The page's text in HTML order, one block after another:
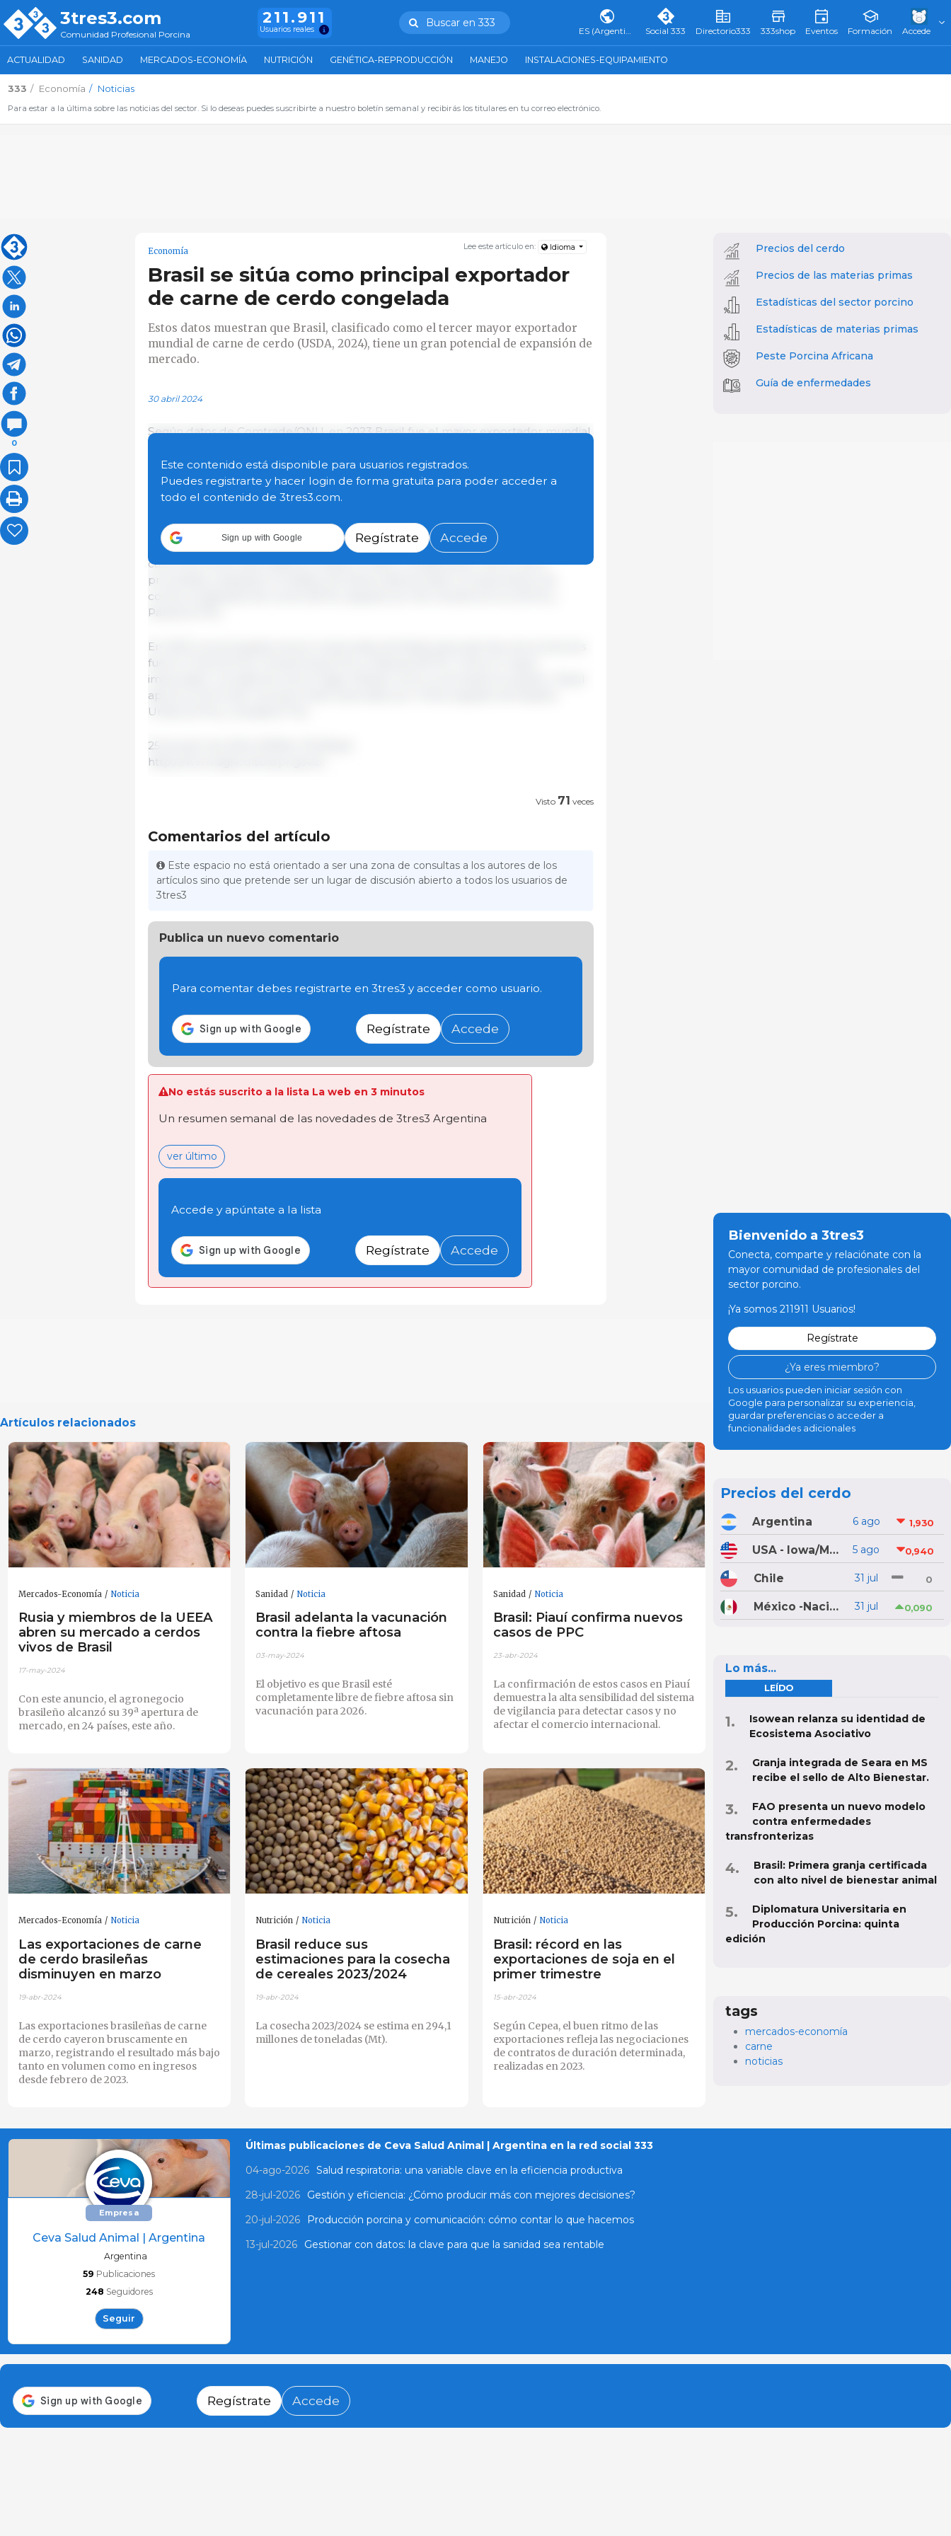
3tres3.com
Comunidad Profesional Porcina
211.911
Usuarios reales
Buscar en 333
ES (Argentina) Social 333 Directorio333 333shop Eventos Formación Accede
ACTUALIDAD SANIDAD MERCADOS-ECONOMÍA NUTRICIÓN GENÉTICA-REPRODUCCIÓN MANEJO INSTALACIONES-EQUIPAMIENTO
333 Economía Noticias
Para estar a la última sobre las noticias del sector. Si lo deseas puedes suscribirte a nuestro boletín semanal y recibirás los titulares en tu correo electrónico.
0
Lee este artículo en: Idioma
Economía
Brasil se sitúa como principal exportador
de carne de cerdo congelada
Estos datos muestran que Brasil, clasificado como el tercer mayor exportador
mundial de carne de cerdo (USDA, 2024), tiene un gran potencial de expansión de
mercado.
30 abril 2024
Según datos de Comtrade/ONU, en 2023 Brasil fue el mayor exportador mundial
% del mercado mundial de estos productos, con un total de aproximadamente
1080 millones de toneladas y unos ingresos de USD 2600 millones. Estados
Unidos ocupó el segundo lugar, con una participación del 29 %, seguido por la
Según Agrostat/MAPA, los cortes congelados representaron el 90 % del total de
carne de cerdo exportada por Brasil en 2023, considerando carne, carne
procesada y despojos. El estado de Santa Catarina lideró la exportación de
cortes congelados de cerdo (56 %), seguido por Rio Grande do Sul (23 %) y
Paraná (14 %).
En 2023, los principales socios comerciales de Brasil para este tipo de productos
fueron China (34 %), Hong Kong (10 %) y Filipinas (9,9 %). China, el mayor
importador mundial de carne, eligió a Brasil como su principal proveedor. Brasil
aportó el 50 % del volumen total importado por China, seguido de Estados
Unidos (21 %) y Canadá (17 %).
25 de abril de 2024 /DERAL PR /Brasil.
https://www.agricultura.pr.gov.br
Este contenido está disponible para usuarios registrados.
Puedes registrarte y hacer login de forma gratuita para poder acceder a
todo el contenido de 3tres3.com.
Sign up with Google Regístrate Accede
Visto 71 veces
Comentarios del artículo
Este espacio no está orientado a ser una zona de consultas a los autores de los
artículos sino que pretende ser un lugar de discusión abierto a todos los usuarios de
3tres3
Publica un nuevo comentario
Para comentar debes registrarte en 3tres3 y acceder como usuario.
Regístrate Accede
No estás suscrito a la lista La web en 3 minutos
Un resumen semanal de las novedades de 3tres3 Argentina
ver último
Accede y apúntate a la lista
Regístrate Accede
Artículos relacionados
Mercados-Economía Noticia
Rusia y miembros de la UEEA
abren su mercado a cerdos
vivos de Brasil
17-may-2024
Con este anuncio, el agronegocio
brasileño alcanzó su 39ª apertura de
mercado, en 24 países, este año.
Sanidad Noticia
Brasil adelanta la vacunación
contra la fiebre aftosa
03-may-2024
El objetivo es que Brasil esté
completamente libre de fiebre aftosa sin
vacunación para 2026.
Sanidad Noticia
Brasil: Piauí confirma nuevos
casos de PPC
23-abr-2024
La confirmación de estos casos en Piauí
demuestra la alta sensibilidad del sistema
de vigilancia para detectar casos y no
afectar el comercio internacional.
Mercados-Economía Noticia
Las exportaciones de carne
de cerdo brasileñas
disminuyen en marzo
19-abr-2024
Las exportaciones brasileñas de carne
de cerdo cayeron bruscamente en
marzo, registrando el resultado más bajo
tanto en volumen como en ingresos
desde febrero de 2023.
Nutrición Noticia
Brasil reduce sus
estimaciones para la cosecha
de cereales 2023/2024
19-abr-2024
La cosecha 2023/2024 se estima en 294,1
millones de toneladas (Mt).
Nutrición Noticia
Brasil: récord en las
exportaciones de soja en el
primer trimestre
15-abr-2024
Según Cepea, el buen ritmo de las
exportaciones refleja las negociaciones
de contratos de duración determinada,
realizadas en 2023.
Precios del cerdo
Precios de las materias primas
Estadísticas del sector porcino
Estadísticas de materias primas
Peste Porcina Africana
Guía de enfermedades
Bienvenido a 3tres3
Conecta, comparte y relaciónate con la
mayor comunidad de profesionales del
sector porcino.
¡Ya somos 211911 Usuarios!
Regístrate
¿Ya eres miembro?
Los usuarios pueden iniciar sesión con
Google para personalizar su experiencia,
guardar preferencias o acceder a
funcionalidades adicionales
Precios del cerdo
Argentina 6 ago 1,930
USA - Iowa/Minnesota 5 ago 0,940
Chile 31 jul 0
México -Nacional 31 jul 0,090
Lo más...
LEÍDO
Isowean relanza su identidad de
Ecosistema Asociativo
Granja integrada de Seara en MS
recibe el sello de Alto Bienestar.
FAO presenta un nuevo modelo
contra enfermedades
transfronterizas
Brasil: Primera granja certificada
con alto nivel de bienestar animal
Diplomatura Universitaria en
Producción Porcina: quinta
edición
tags
mercados-economía
carne
noticias
Empresa
Ceva Salud Animal | Argentina
Argentina
59 Publicaciones
248 Seguidores
Seguir
Últimas publicaciones de Ceva Salud Animal | Argentina en la red social 333
04-ago-2026 Salud respiratoria: una variable clave en la eficiencia productiva
28-jul-2026
Gestión y eficiencia: ¿Cómo producir más con mejores decisiones?
20-jul-2026
Producción porcina y comunicación: cómo contar lo que hacemos
13-jul-2026
Gestionar con datos: la clave para que la sanidad sea rentable
Regístrate Accede